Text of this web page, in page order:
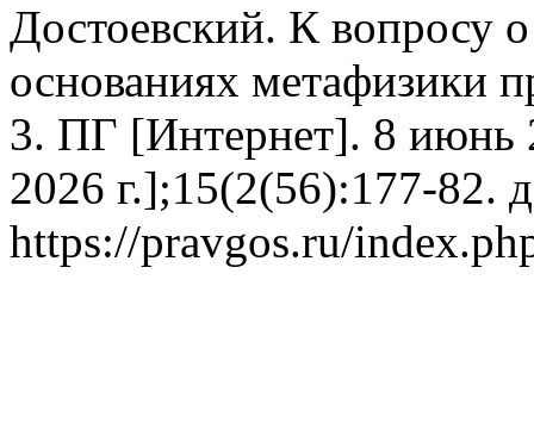
Достоевский. К вопросу
основаниях
3. ПГ [Интернет]. 8 июнь
2026 г.];15(2(56):177-82.
https://pravgos.ru/